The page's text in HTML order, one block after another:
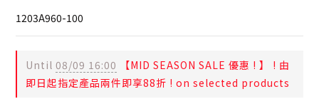
1203A960-100
Until 08/09 16:00 【MID SEASON SALE 優惠 ! 】 ! 由
即日起指定產品兩件即享88折 ! on selected products